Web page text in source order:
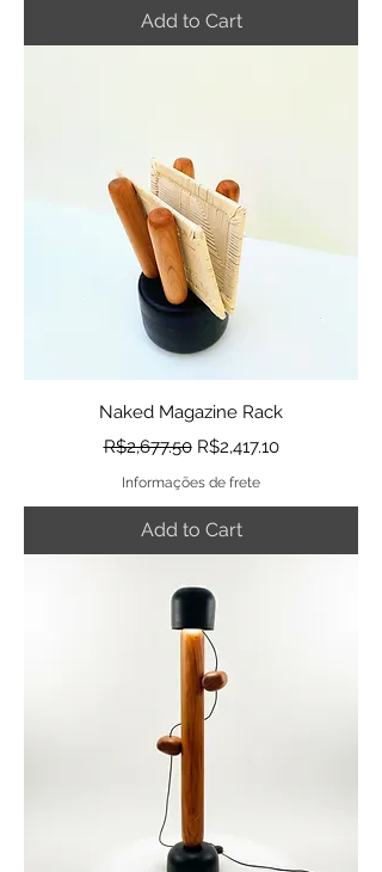
Add to Cart
Naked Magazine Rack
Regular Price
R$2,677.50 Sale Price
R$2,417.10
Informações de frete
Add to Cart